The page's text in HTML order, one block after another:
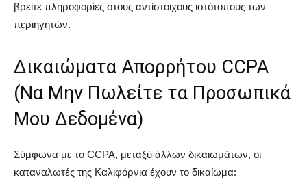
βρείτε πληροφορίες στους αντίστοιχους ιστότοπους των
περιηγητών.
Δικαιώματα Απορρήτου CCPA
(Να Μην Πωλείτε τα Προσωπικά
Μου Δεδομένα)
Σύμφωνα με το CCPA, μεταξύ άλλων δικαιωμάτων, οι
καταναλωτές της Καλιφόρνια έχουν το δικαίωμα: